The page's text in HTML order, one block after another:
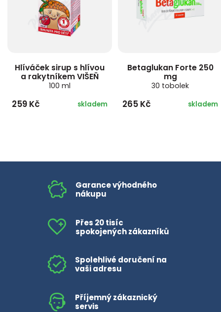
Hlíváček sirup s hlívou
a rakytníkem VIŠEŇ
100 ml
259 Kč skladem
Betaglukan Forte 250
mg
30 tobolek
265 Kč skladem
Garance výhodného
nákupu
Přes 20 tisíc
spokojených zákazníků
Spolehlivé doručení na
vaši adresu
Příjemný zákaznický
servis